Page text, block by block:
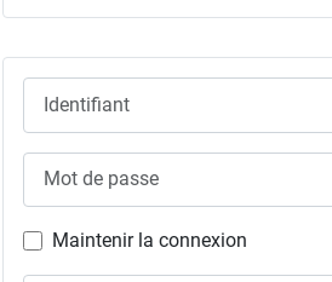
Maintenir la connexion